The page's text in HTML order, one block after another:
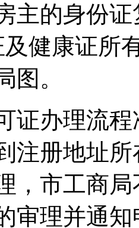
主的身份
健康证所
图。
证办理流
注册地址
，市工商
审理并通